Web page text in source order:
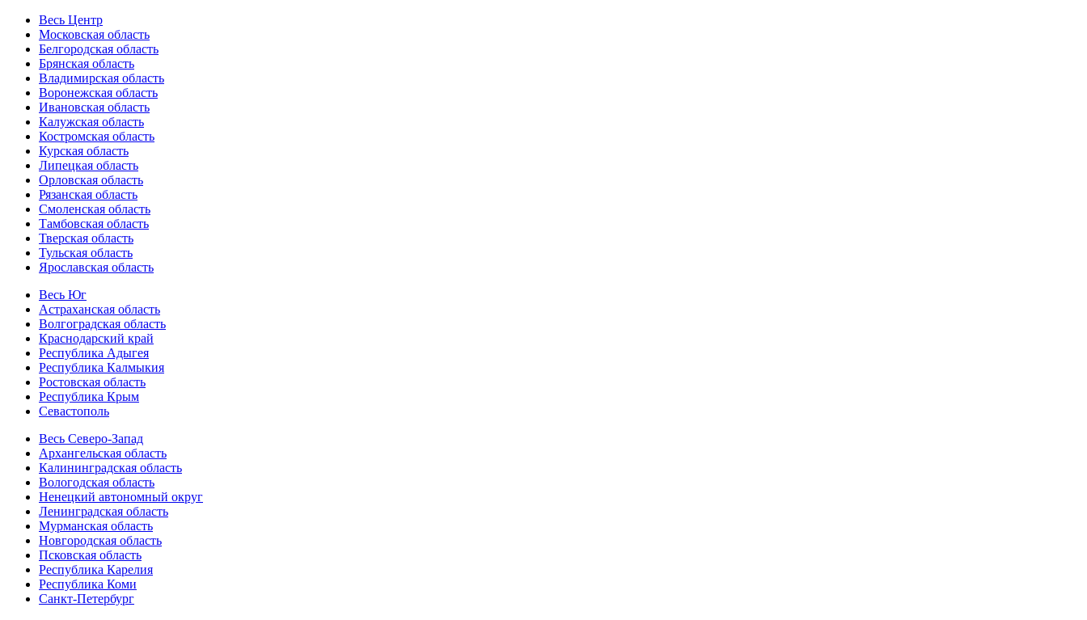
Весь Центр
Московская область
Белгородская область
Брянская область
Владимирская область
Воронежская область
Ивановская область
Калужская область
Костромская область
Курская область
Липецкая область
Орловская область
Рязанская область
Смоленская область
Тамбовская область
Тверская область
Тульская область
Ярославская область
Весь Юг
Астраханская область
Волгоградская область
Краснодарский край
Республика Адыгея
Республика Калмыкия
Ростовская область
Республика Крым
Севастополь
Весь Северо-Запад
Архангельская область
Калининградская область
Вологодская область
Ненецкий автономный округ
Ленинградская область
Мурманская область
Новгородская область
Псковская область
Республика Карелия
Республика Коми
Санкт-Петербург